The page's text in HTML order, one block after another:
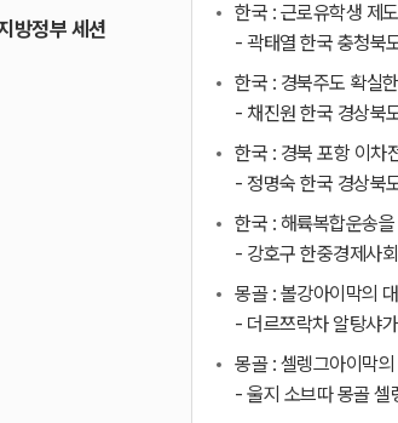
방정부 세션
한국 : 근로유학생 제
- 곽태열 한국 충청북
한국 : 경북주도 확실
- 채진원 한국 경상북
한국 : 경북 포항 이차
- 정명숙 한국 경상북
한국 : 해륙복합운송
- 강호구 한중경제사
몽골 : 볼강아이막의
- 더르쯔락차 알탕샤
몽골 : 셀렝그아이막
- 울지 소브따 몽골 셀